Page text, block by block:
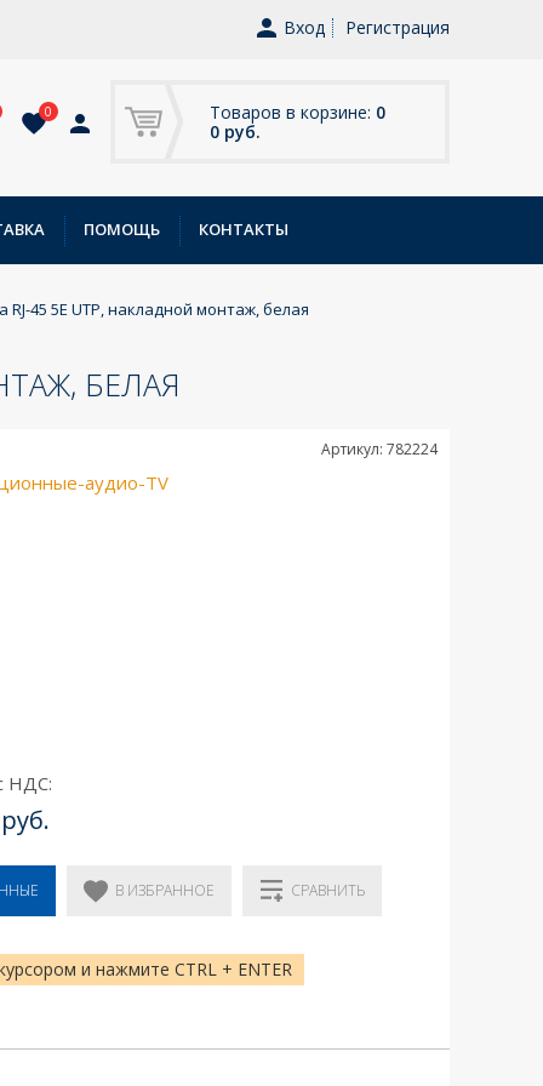
Вход Регистрация
Товаров в корзине: 0
0 руб.
0
ПОМОЩЬ КОНТАКТЫ
RJ-45 5E UTP, накладной монтаж, белая
БЕЛАЯ
Артикул: 782224
аудио-TV
НДС:
В ИЗБРАННОЕ СРАВНИТЬ
и нажмите CTRL + ENTER